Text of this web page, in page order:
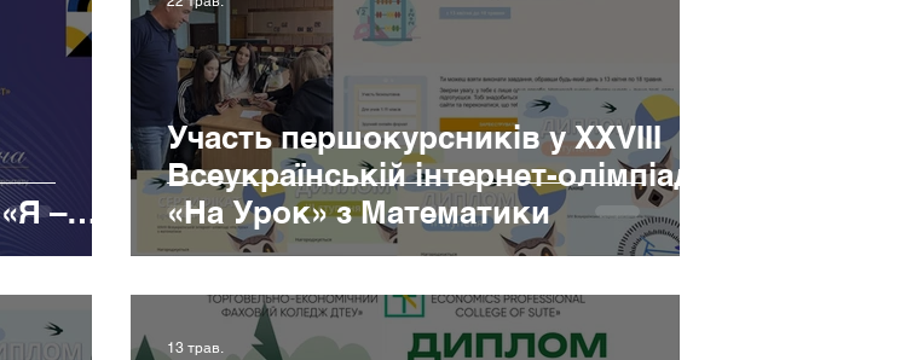
–
Участь першокурсників у XXVIII
Всеукраїнській інтернет-олімпіаді
«На Урок» з Математики
13 трав.